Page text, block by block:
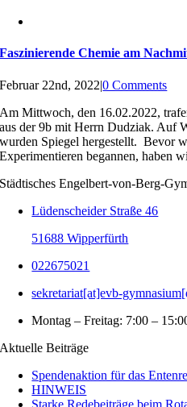
Faszinierende Chemie am
Februar 22nd, 2022|0 Comments
Am Mittwoch, den 16.02.2022,
aus der 9b mit Herrn Dudziak. Auf
wurden Spiegel hergestellt. Bevor
Experimentieren begannen, haben
Städtisches Engelbert-von-Berg-
Lüdenscheider Straße 46
51688 Wipperfürth
022675021
sekretariat[at]evb-
Montag – Freitag: 7:00 –
Aktuelle Beiträge
Spendenaktion für das
HINWEIS
Starke Redebeiträge beim